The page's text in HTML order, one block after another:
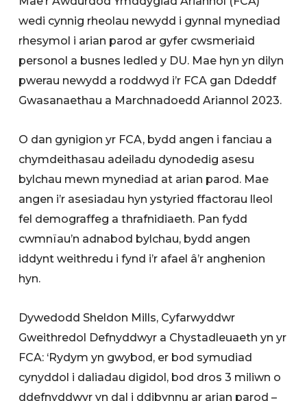
wedi cynnig rheolau newydd i gynnal mynediad
rhesymol i arian parod ar gyfer cwsmeriaid
personol a busnes ledled y DU. Mae hyn yn dilyn
pwerau newydd a roddwyd i’r FCA gan Ddeddf
Gwasanaethau a Marchnadoedd Ariannol 2023.
O dan gynigion yr FCA, bydd angen i fanciau a
chymdeithasau adeiladu dynodedig asesu
bylchau mewn mynediad at arian parod. Mae
angen i’r asesiadau hyn ystyried ffactorau lleol
fel demograffeg a thrafnidiaeth. Pan fydd
cwmnïau’n adnabod bylchau, bydd angen
iddynt weithredu i fynd i’r afael â’r anghenion
hyn.
Dywedodd Sheldon Mills, Cyfarwyddwr
Gweithredol Defnyddwyr a Chystadleuaeth yn yr
FCA: ‘Rydym yn gwybod, er bod symudiad
cynyddol i daliadau digidol, bod dros 3 miliwn o
ddefnyddwyr yn dal i ddibynnu ar arian parod –